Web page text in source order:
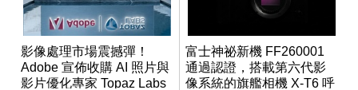
影像處理市場震撼彈！
Adobe 宣佈收購 AI 照片與
影片優化專家 Topaz Labs
富士神祕新機 FF260001
通過認證，搭載第六代影
像系統的旗艦相機 X-T6 呼